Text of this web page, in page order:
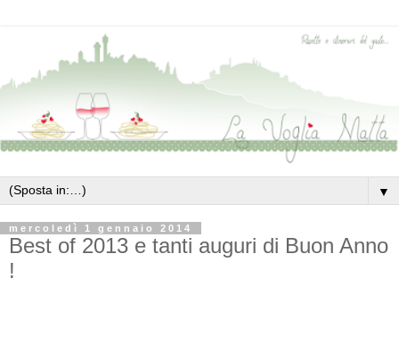
▼
mercoledì 1 gennaio 2014
Best of 2013 e tanti auguri di Buon Anno
!